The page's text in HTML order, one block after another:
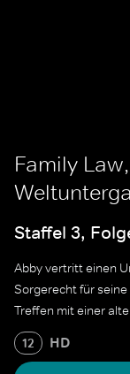
Family Law,
Staffel 3,
Abby vertritt einen
Sorgerecht für
Treffen mit einer
12 HD